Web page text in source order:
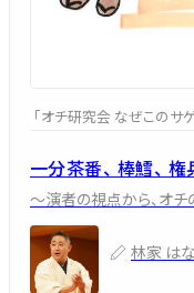
「オチ研究会 なぜこのサ
一分茶番、 棒鱈、
～演者の視点から、オチ
林家 は